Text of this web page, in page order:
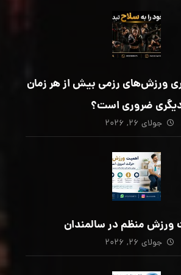
ورزش‌های رزمی بیش از هر زمان
ضروری است؟
جولای ۲۶, ۲۰۲۶
ورزش منظم در سالمندان
جولای ۲۶, ۲۰۲۶